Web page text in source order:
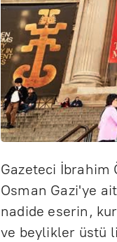
Gazeteci İbrahim
Osman Gazi'ye
nadide eserin,
ve beylikler üstü